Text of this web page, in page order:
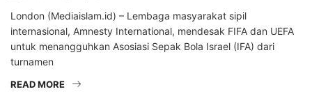
London (Mediaislam.id) – Lembaga masyarakat sipil
internasional, Amnesty International, mendesak FIFA dan UEFA
untuk menangguhkan Asosiasi Sepak Bola Israel (IFA) dari
turnamen
READ MORE